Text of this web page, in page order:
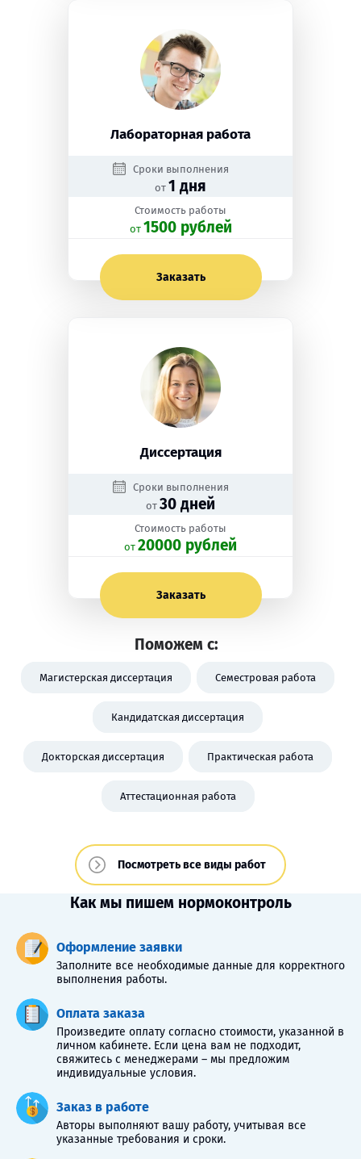
Лабораторная работа
Сроки выполнения
от 1 дня
Стоимость работы
oт 1500 рублей
Заказать
Диссертация
Сроки выполнения
от 30 дней
Стоимость работы
oт 20000 рублей
Заказать
Поможем с:
Магистерская диссертация Семестровая работа
Кандидатская диссертация
Докторская диссертация Практическая работа
Аттестационная работа
Посмотреть все виды работ
Как мы пишем нормоконтроль
Оформление заявки
Заполните все необходимые данные для корректного
выполнения работы.
Оплата заказа
Произведите оплату согласно стоимости, указанной в
личном кабинете. Если цена вам не подходит,
свяжитесь с менеджерами – мы предложим
индивидуальные условия.
Заказ в работе
Авторы выполняют вашу работу, учитывая все
указанные требования и сроки.